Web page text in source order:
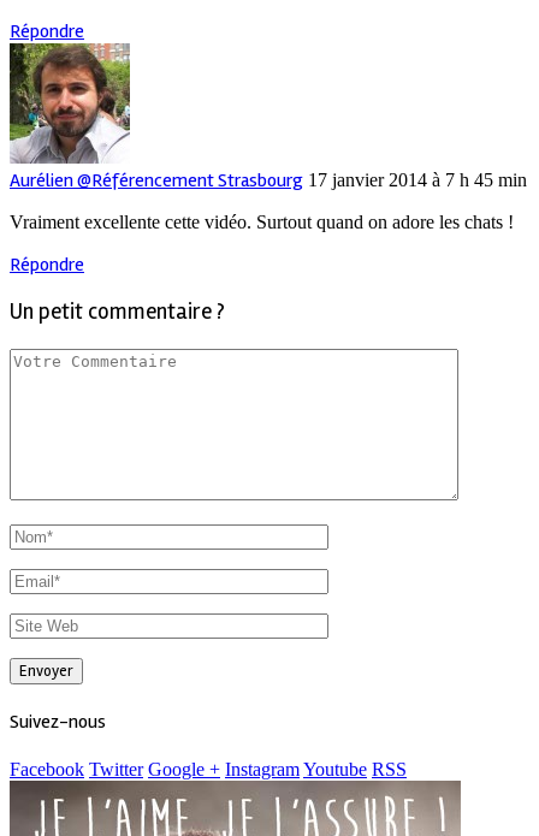
Répondre
Aurélien @Référencement Strasbourg 17 janvier 2014 à 7 h 45 min
Vraiment excellente cette vidéo. Surtout quand on adore les chats !
Répondre
Un petit commentaire ?
Suivez-nous
Facebook Twitter Google + InstagramYoutube RSS